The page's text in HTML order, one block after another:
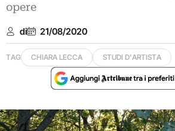
opere
di 21/08/2020
TAG CHIARA LECCA STUDI D'ARTISTA